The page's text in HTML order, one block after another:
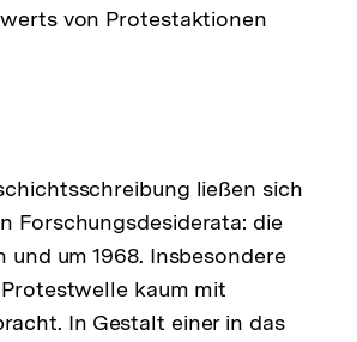
von Protestaktionen
ließen sich
Forschungsdesiderata: die
um 1968. Insbesondere
kaum mit
In Gestalt einer in das